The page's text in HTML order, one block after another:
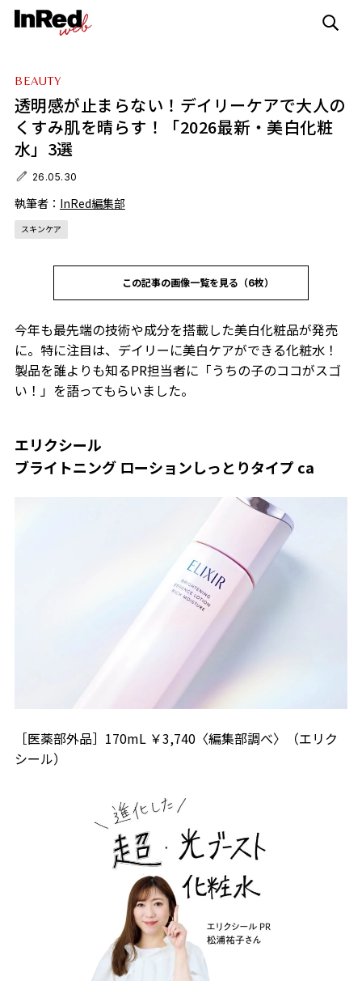
BEAUTY
透明感が止まらない！デイリーケアで大人の
くすみ肌を晴らす！「2026最新・美白化粧
水」3選
26.05.30
執筆者： InRed編集部
スキンケア
この記事の画像一覧を見る（6枚）
今年も最先端の技術や成分を搭載した美白化粧品が発売
に。特に注目は、デイリーに美白ケアができる化粧水！
製品を誰よりも知るPR担当者に「うちの子のココがスゴ
い！」を語ってもらいました。
エリクシール
ブライトニング ローションしっとりタイプ ca
［医薬部外品］170mL ￥3,740〈編集部調べ〉（エリク
シール）